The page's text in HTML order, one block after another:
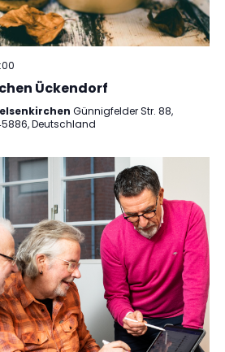
Ückendorf
Günnigfelder Str. 88,
Deutschland